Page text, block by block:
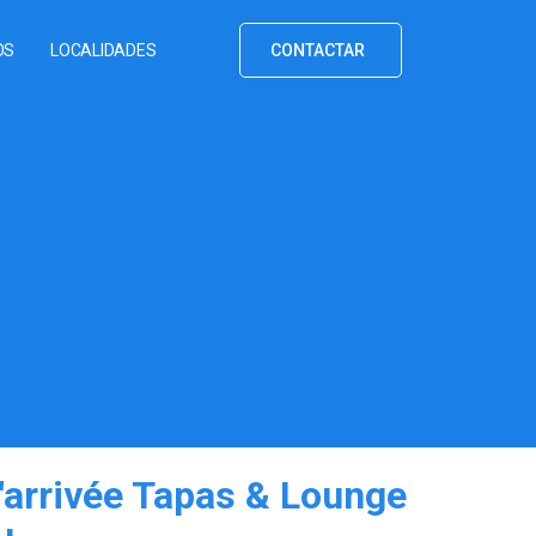
LOCALIDADES CONTACTAR
Tapas & Lounge